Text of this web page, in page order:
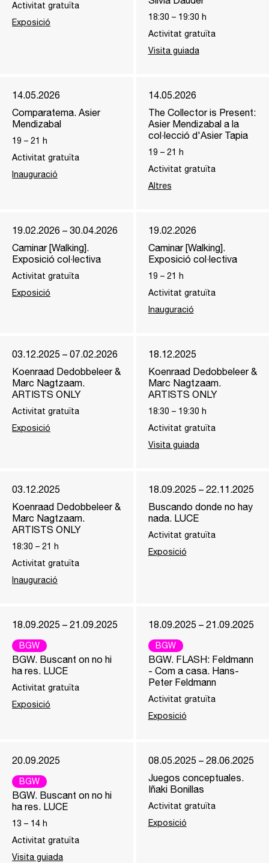
Activitat gratuïta
Exposició
18:30 – 19:30 h
Activitat gratuïta
Visita guiada
14.05.2026
Comparatema. Asier
Mendizabal
19 – 21
h
Activitat gratuïta
Inauguració
14.05.2026
The Collector is Present:
Asier Mendizabal a la
col·lecció d'Asier Tapia
19 – 21
h
Activitat gratuïta
Altres
19.02.2026 – 30.04.2026
Caminar [Walking].
Exposició col·lectiva
Activitat gratuïta
Exposició
19.02.2026
Caminar [Walking].
Exposició col·lectiva
19 – 21
h
Activitat gratuïta
Inauguració
03.12.2025 – 07.02.2026
Koenraad Dedobbeleer &
Marc Nagtzaam.
ARTISTS ONLY
Activitat gratuïta
Exposició
18.12.2025
Koenraad Dedobbeleer &
Marc Nagtzaam.
ARTISTS ONLY
18:30 – 19:30 h
Activitat gratuïta
Visita guiada
03.12.2025
Koenraad Dedobbeleer &
Marc Nagtzaam.
ARTISTS ONLY
18:30 – 21
h
Activitat gratuïta
Inauguració
18.09.2025 – 22.11.2025
Buscando donde no hay
nada. LUCE
Activitat gratuïta
Exposició
18.09.2025 – 21.09.2025
BGW
BGW. Buscant on no hi
ha res. LUCE
Activitat gratuïta
Exposició
18.09.2025 – 21.09.2025
BGW
BGW. FLASH: Feldmann
- Com a casa. Hans-
Peter Feldmann
Activitat gratuïta
Exposició
20.09.2025
BGW
BGW. Buscant on no hi
ha res. LUCE
13 – 14 h
Activitat gratuïta
Visita guiada
08.05.2025 – 28.06.2025
Juegos conceptuales.
Iñaki Bonillas
Activitat gratuïta
Exposició